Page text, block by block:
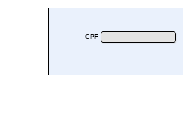
CPF